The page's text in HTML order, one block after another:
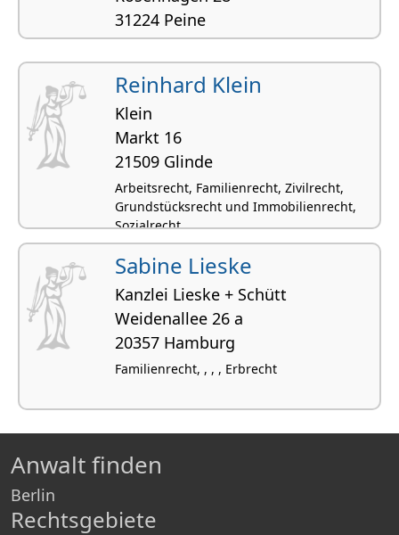
31224 Peine
Arzthaftungsrecht
Reinhard Klein
Klein
Markt 16
21509 Glinde
Arbeitsrecht, Familienrecht, Zivilrecht,
Grundstücksrecht und Immobilienrecht,
Sozialrecht
Sabine Lieske
Kanzlei Lieske + Schütt
Weidenallee 26 a
20357 Hamburg
Familienrecht, , , , Erbrecht
Anwalt finden
Berlin
Rechtsgebiete